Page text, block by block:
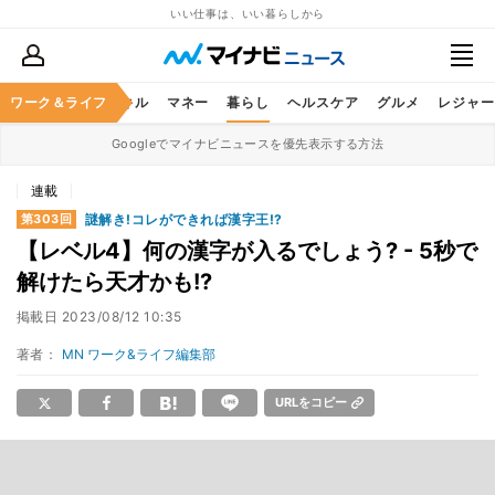
いい仕事は、いい暮らしから
ワーク＆ライフ
ア ビジネススキル マネー 暮らし ヘルスケア グルメ レジャー
Googleでマイナビニュースを優先表示する方法
連載
第303回 謎解き!コレができれば漢字王!?
【レベル4】何の漢字が入るでしょう? - 5秒で
解けたら天才かも!?
掲載日 2023/08/12 10:35
著者： MN ワーク&ライフ編集部
URLをコピー